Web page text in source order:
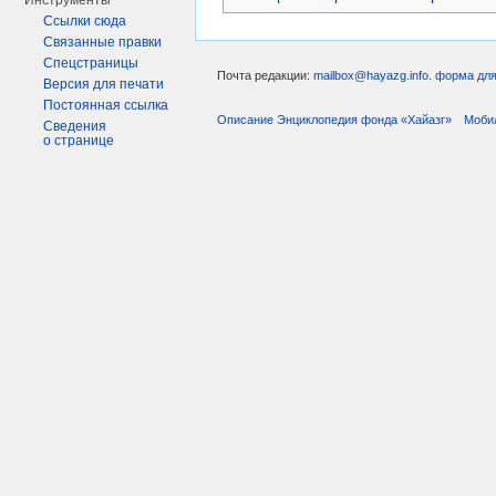
Ссылки сюда
Связанные правки
Спецстраницы
Версия для печати
Постоянная ссылка
Сведения
о странице
Почта редакции: mailbox@hayazg.info форма
Описание Энциклопедия фонда «Хайазг»